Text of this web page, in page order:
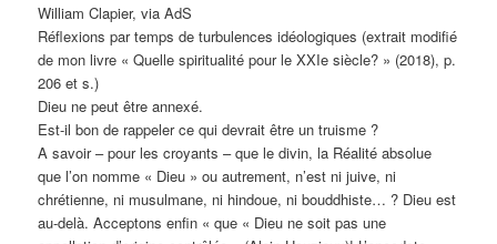
William Clapier, via AdS
Réflexions par temps de turbulences idéologiques (extrait modifié
de mon livre « Quelle spiritualité pour le XXIe siècle? » (2018), p.
206 et s.)
Dieu ne peut être annexé.
Est-il bon de rappeler ce qui devrait être un truisme ?
A savoir – pour les croyants – que le divin, la Réalité absolue
que l’on nomme « Dieu » ou autrement, n’est ni juive, ni
chrétienne, ni musulmane, ni hindoue, ni bouddhiste… ? Dieu est
au-delà. Acceptons enfin « que « Dieu ne soit pas une